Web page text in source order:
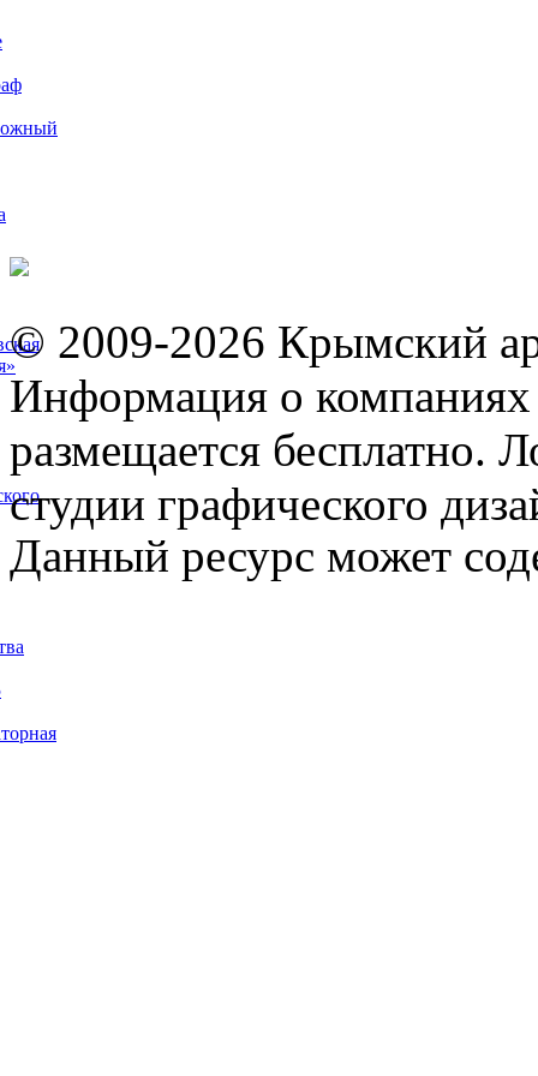
© 2009-2026 Крымский
Информация о компаниях
размещается бесплатно.
студии графического
Данный ресурс может